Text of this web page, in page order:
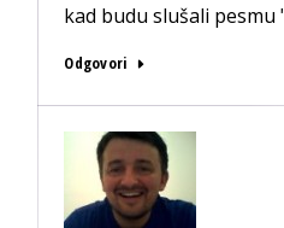
kad budu slušali
Odgovori